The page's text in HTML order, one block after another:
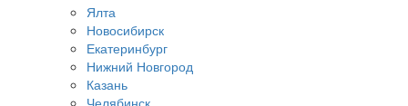
Ялта
Новосибирск
Екатеринбург
Нижний Новгород
Казань